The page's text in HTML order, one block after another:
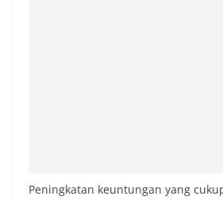
Peningkatan keuntungan yang